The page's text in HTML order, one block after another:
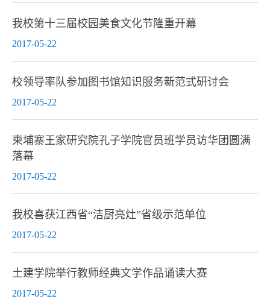
我校第十三届校园美食文化节隆重开幕
2017-05-22
校领导率队参加图书馆知识服务新范式研讨会
2017-05-22
柬埔寨王家研究院孔子学院官员班学员访华团圆满
落幕
2017-05-22
我校喜获江西省“洁厨亮灶”省级示范单位
2017-05-22
土建学院举行教师经典文学作品诵读大赛
2017-05-22